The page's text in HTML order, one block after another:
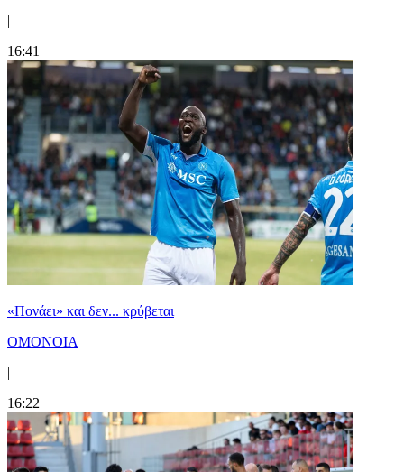
|
16:41
«Πονάει» και δεν... κρύβεται
ΟΜΟΝΟΙΑ
|
16:22